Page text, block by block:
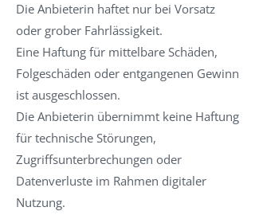
Die Anbieterin haftet nur bei Vorsatz
oder grober Fahrlässigkeit.
Eine Haftung für mittelbare Schäden,
Folgeschäden oder entgangenen Gewinn
ist ausgeschlossen.
Die Anbieterin übernimmt keine Haftung
für technische Störungen,
Zugriffsunterbrechungen oder
Datenverluste im Rahmen digitaler
Nutzung.